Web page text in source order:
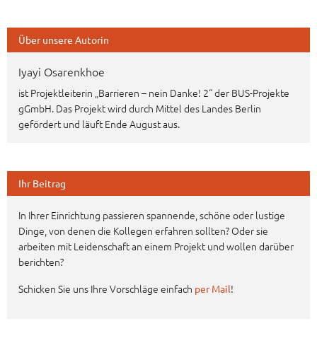
Über unsere Autorin
Iyayi Osarenkhoe
ist Projektleiterin „Barrieren – nein Danke! 2“ der BUS-Projekte
gGmbH. Das Projekt wird durch Mittel des Landes Berlin
gefördert und läuft Ende August aus.
Ihr Beitrag
In Ihrer Einrichtung passieren spannende, schöne oder lustige
Dinge, von denen die Kollegen erfahren sollten? Oder sie
arbeiten mit Leidenschaft an einem Projekt und wollen darüber
berichten?
Schicken Sie uns Ihre Vorschläge einfach per Mail!